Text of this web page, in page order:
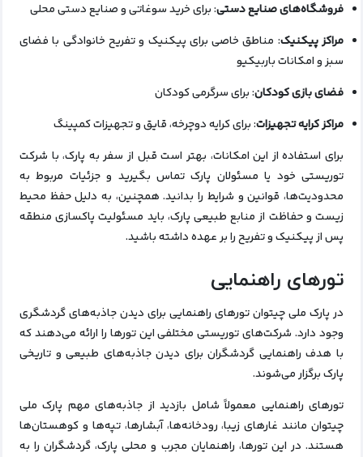
فروشگاه‌های صنایع دستی: برای خرید سوغاتی و صنایع دستی محلی
مراکز پیکنیک: مناطق خاصی برای پیکنیک و تفریح خانوادگی با فضای
سبز و امکانات باربیکیو
فضای بازی کودکان: برای سرگرمی کودکان
مراکز کرایه تجهیزات: برای کرایه دوچرخه، قایق و تجهیزات کمپینگ
برای استفاده از این امکانات، بهتر است قبل از سفر به پارک، با شرکت
توریستی خود یا مسئولان پارک تماس بگیرید و جزئیات مربوط به
محدودیت‌ها، قوانین و شرایط را بدانید. همچنین، به دلیل حفظ محیط
زیست و حفاظت از منابع طبیعی پارک، باید مسئولیت پاکسازی منطقه
پس از پیکنیک و تفریح را بر عهده داشته باشید.
تورهای راهنمایی
در پارک ملی چیتوان تورهای راهنمایی برای دیدن جاذبه‌های گردشگری
وجود دارد. شرکت‌های توریستی مختلفی این تورها را ارائه می‌دهند که
با هدف راهنمایی گردشگران برای دیدن جاذبه‌های طبیعی و تاریخی
پارک برگزار می‌شوند.
تورهای راهنمایی معمولاً شامل بازدید از جاذبه‌های مهم پارک ملی
چیتوان مانند غارهای زیبا، رودخانه‌ها، آبشارها، تپه‌ها و کوهستان‌ها
هستند. در این تورها، راهنمایان مجرب و محلی پارک، گردشگران را به